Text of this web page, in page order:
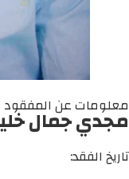
معلومات عن المفقود
مجدي جمال
تاريخ الفقد: